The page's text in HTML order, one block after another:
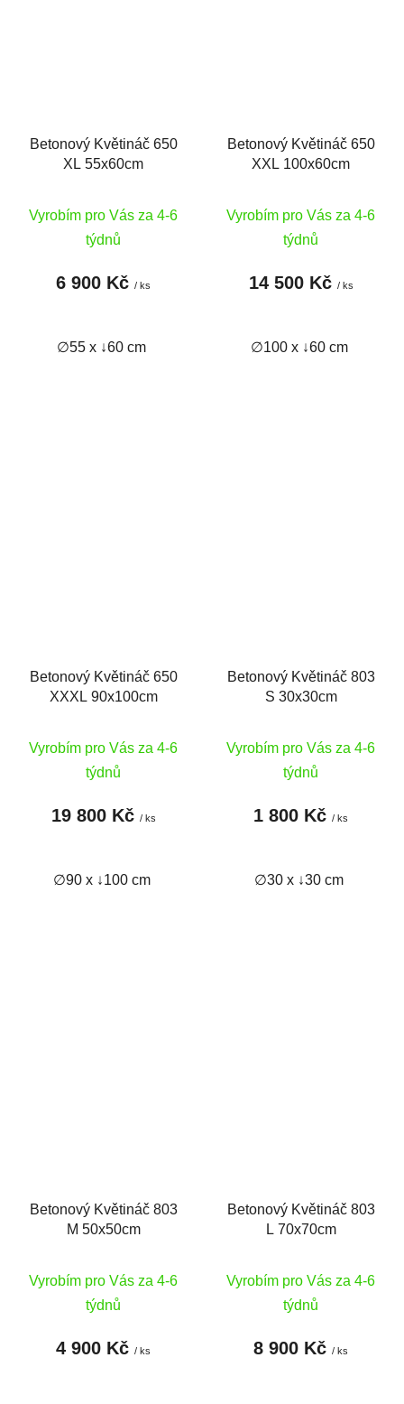
Betonový Květináč 650
XL 55x60cm
Vyrobím pro Vás za 4-6
týdnů
6 900 Kč / ks
∅55 x ↓60 cm
Betonový Květináč 650
XXL 100x60cm
Vyrobím pro Vás za 4-6
týdnů
14 500 Kč / ks
∅100 x ↓60 cm
Betonový Květináč 650
XXXL 90x100cm
Vyrobím pro Vás za 4-6
týdnů
19 800 Kč / ks
∅90 x ↓100 cm
Betonový Květináč 803
S 30x30cm
Vyrobím pro Vás za 4-6
týdnů
1 800 Kč / ks
∅30 x ↓30 cm
Betonový Květináč 803
M 50x50cm
Vyrobím pro Vás za 4-6
týdnů
4 900 Kč / ks
Betonový Květináč 803
L 70x70cm
Vyrobím pro Vás za 4-6
týdnů
8 900 Kč / ks